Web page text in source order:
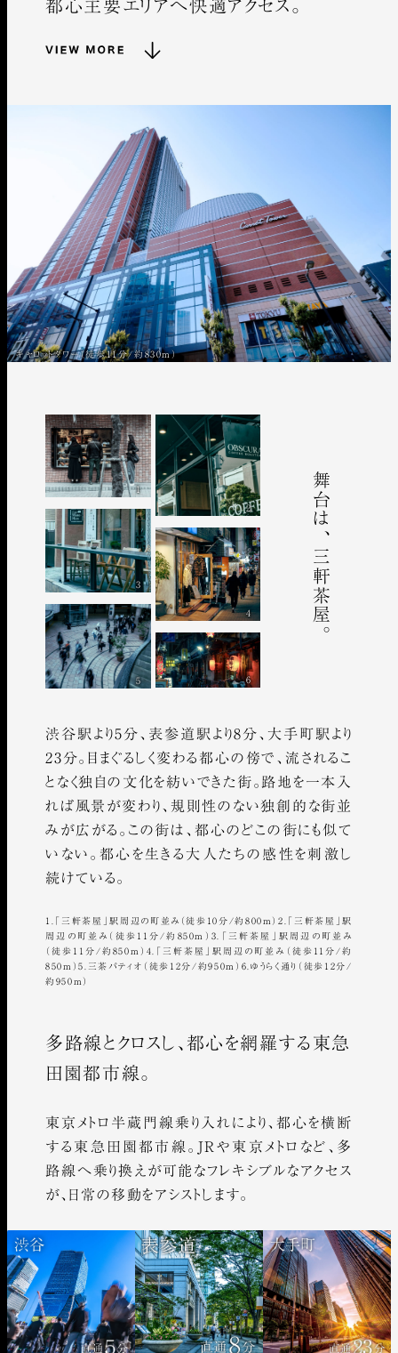
都心主要エリアへ快適アクセス。
キャロットタワー（徒歩11分/約830m）
1
3
5
2
4
6
舞台は、三軒茶屋。
渋谷駅より5分、表参道駅より8分、大手町駅より
23分。目まぐるしく変わる都心の傍で、流されるこ
となく独自の文化を紡いできた街。路地を一本入
れば風景が変わり、規則性のない独創的な街並
みが広がる。この街は、都心のどこの街にも似て
いない。都心を生きる大人たちの感性を刺激し
続けている。
1.「三軒茶屋」駅周辺の町並み（徒歩10分/約800m）2.「三軒茶屋」駅
周辺の町並み（徒歩11分/約850m）3.「三軒茶屋」駅周辺の町並み
（徒歩11分/約850m）4.「三軒茶屋」駅周辺の町並み（徒歩11分/約
850m）5.三茶パティオ（徒歩12分/約950m）6.ゆうらく通り（徒歩12分/
約950m）
多路線とクロスし、都心を網羅する東急
田園都市線。
東京メトロ半蔵門線乗り入れにより、都心を横断
する東急田園都市線。JRや東京メトロなど、 多
路線へ乗り換えが可能なフレキシブルなアクセス
が、日常の移動をアシストします。